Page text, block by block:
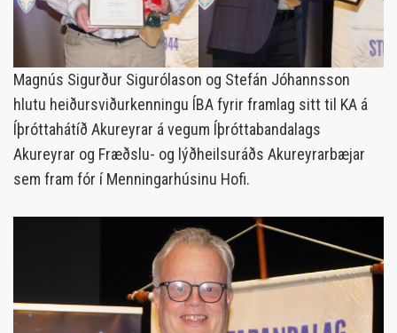
Magnús Sigurður Sigurólason og Stefán Jóhannsson
hlutu heiðursviðurkenningu ÍBA fyrir framlag sitt til KA á
Íþróttahátíð Akureyrar á vegum Íþróttabandalags
Akureyrar og Fræðslu- og lýðheilsuráðs Akureyrarbæjar
sem fram fór í Menningarhúsinu Hofi.